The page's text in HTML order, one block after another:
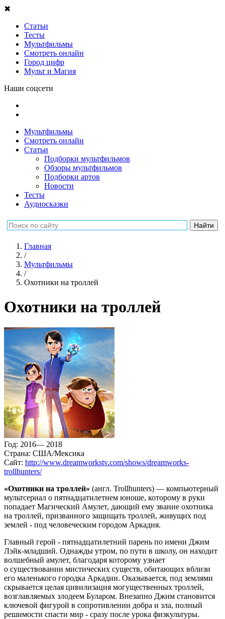
✖
Статьи
Тесты
Мультфильмы
Смотреть онлайн
Город цифр
Мульт и Магия
Наши соцсети
Мультфильмы
Смотреть онлайн
Статьи
Подборки мультфильмов
Обзоры мультфильмов
Подборки артов
Новости
Тесты
Аудиосказки
Главная
/
Мультфильмы
/
Охотники на троллей
Охотники на троллей
Год: 2016— 2018
Страна: США/Мексика
Сайт: http://www.dreamworkstv.com/shows/dreamworks-
trollhunters/
«Охотники на троллей» (англ. Trollhunters) — компьютерный
мультсериал о пятнадцатилетнем юноше, которому в руки
попадает Магический Амулет, дающий ему звание охотника
на троллей, призванного защищать троллей, живущих под
землей - под человеческим городом Аркадия.
Главный герой - пятнадцатилетний парень по имени Джим
Лэйк-младший. Однажды утром, по пути в школу, он находит
волшебный амулет, благодаря которому узнает
о существовании мистических существ, обитающих вблизи
его маленького городка Аркадии. Оказывается, под землями
скрывается целая цивилизация могущественных троллей,
возглавляемых злодеем Буларом. Внезапно Джим становится
ключевой фигурой в сопротивлении добра и зла, полный
решимости спасти мир - сразу после урока физкультуры.